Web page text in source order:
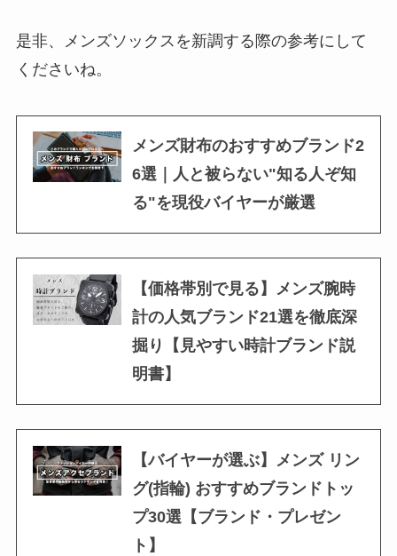
是非、メンズソックスを新調する際の参考にして
くださいね。
メンズ財布のおすすめブランド2
6選｜人と被らない"知る人ぞ知
る"を現役バイヤーが厳選
【価格帯別で見る】メンズ腕時
計の人気ブランド21選を徹底深
掘り【見やすい時計ブランド説
明書】
【バイヤーが選ぶ】メンズ リン
グ(指輪) おすすめブランドトッ
プ30選【ブランド・プレゼン
ト】